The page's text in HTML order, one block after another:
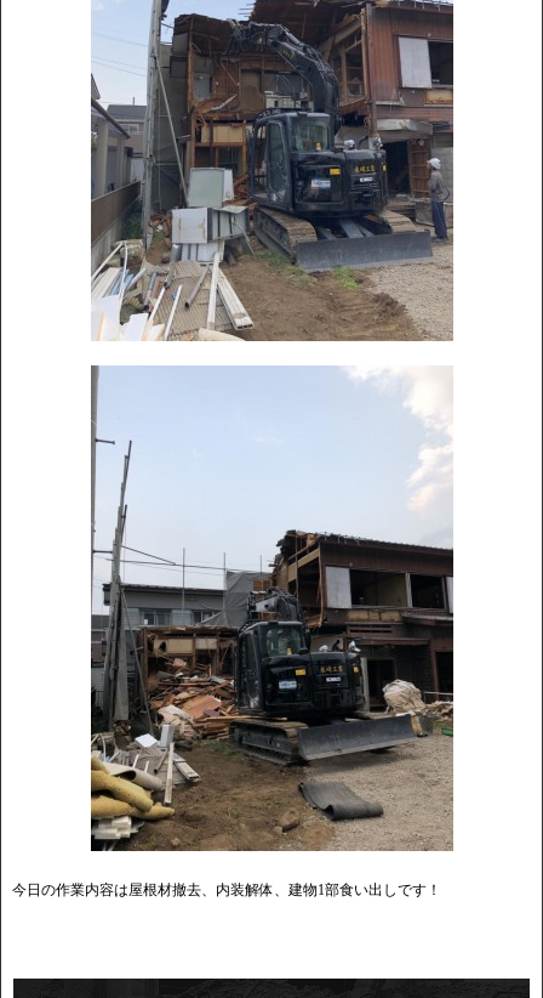
今日の作業内容は屋根材撤去、内装解体、建物1部食い出しです！